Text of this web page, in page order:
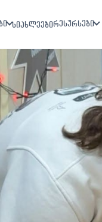
სიახლეებირესურსები